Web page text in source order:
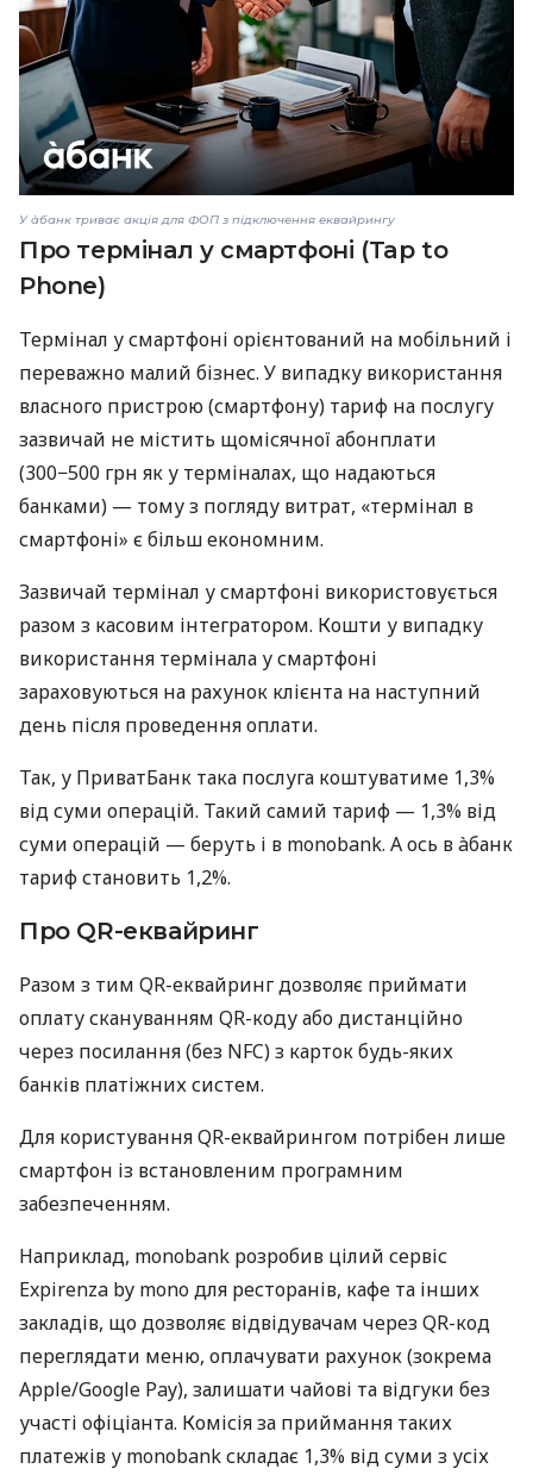
У àбанк триває акція для ФОП з підключення еквайрингу
Про термінал у смартфоні (Tap to
Phone)
Термінал у смартфоні орієнтований на мобільний і
переважно малий бізнес. У випадку використання
власного пристрою (смартфону) тариф на послугу
зазвичай не містить щомісячної абонплати
(300−500 грн як у терміналах, що надаються
банками) — тому з погляду витрат, «термінал в
смартфоні» є більш економним.
Зазвичай термінал у смартфоні використовується
разом з касовим інтегратором. Кошти у випадку
використання термінала у смартфоні
зараховуються на рахунок клієнта на наступний
день після проведення оплати.
Так, у ПриватБанк така послуга коштуватиме 1,3%
від суми операцій. Такий самий тариф — 1,3% від
суми операцій — беруть і в monobank. А ось в àбанк
тариф становить 1,2%.
Про QR-еквайринг
Разом з тим QR-еквайринг дозволяє приймати
оплату скануванням QR-коду або дистанційно
через посилання (без NFC) з карток будь-яких
банків платіжних систем.
Для користування QR-еквайрингом потрібен лише
смартфон із встановленим програмним
забезпеченням.
Наприклад, monobank розробив цілий сервіс
Expirenza by mono для ресторанів, кафе та інших
закладів, що дозволяє відвідувачам через QR-код
переглядати меню, оплачувати рахунок (зокрема
Apple/Google Pay), залишати чайові та відгуки без
участі офіціанта. Комісія за приймання таких
платежів у monobank складає 1,3% від суми з усіх